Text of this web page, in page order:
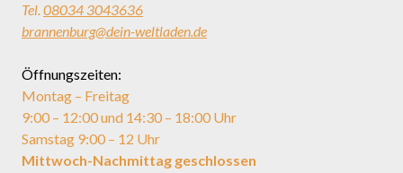
Tel.08034 3043636
brannenburg@dein-weltladen.de
Öffnungszeiten:
Montag – Freitag
9:00 – 12:00 und 14:30 – 18:00 Uhr
Samstag 9:00 – 12 Uhr
Mittwoch-Nachmittag geschlossen